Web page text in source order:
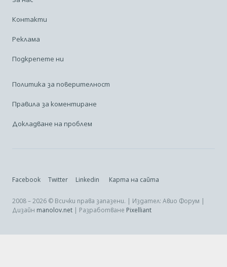
Контакти
Реклама
Подкрепете ни
Политика за поверителност
Правила за коментиране
Докладване на проблем
Facebook Twitter Linkedin Карта на сайта
2008 – 2026 © Всички права запазени. | Издател: Авио Форум |
Дизайн manolov.net | Разработване Pixelliant